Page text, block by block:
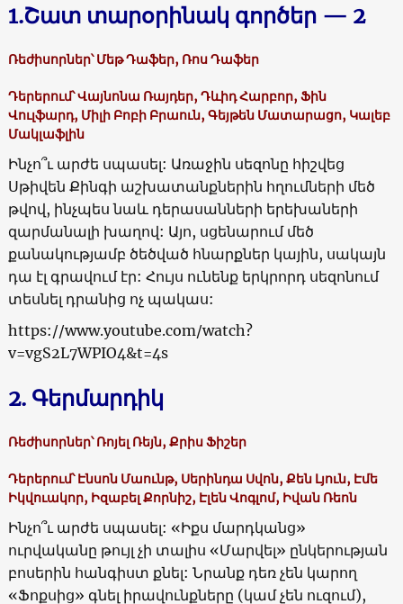
1.Շատ տարօրինակ գործեր — 2
Ռեժիսորներ՝ Մեթ Դաֆեր, Ռոս Դաֆեր
Դերերում՝ Վայնոնա Ռայդեր, Դևիդ Հարբոր, Ֆին
Վուլֆարդ, Միլի Բոբի Բրաուն, Գեյթեն Մատարացո, Կալեբ
Մակլաֆլին
Ինչո՞ւ արժե սպասել: Առաջին սեզոնը հիշվեց
Սթիվեն Քինգի աշխատանքներին հղումների մեծ
թվով, ինչպես նաև դերասանների երեխաների
զարմանալի խաղով: Այո, սցենարում մեծ
քանակությամբ ծեծված հնարքներ կային, սակայն
դա էլ գրավում էր: Հույս ունենք երկրորդ սեզոնում
տեսնել դրանից ոչ պակաս:
https://www.youtube.com/watch?
v=vgS2L7WPIO4&t=4s
2. Գերմարդիկ
Ռեժիսորներ՝ Ռոյել Ռեյն, Քրիս Ֆիշեր
Դերերում՝ Էնսոն Մաունթ, Սերինդա Սվոն, Քեն Լյուն, Էմե
Իկվուակոր, Իզաբել Քորնիշ, Էլեն Վոգլոմ, Իվան Ռեոն
Ինչո՞ւ արժե սպասել: «Իքս մարդկանց»
ուրվականը թույլ չի տալիս «Մարվել» ընկերության
բոսերին հանգիստ քնել: Նրանք դեռ չեն կարող
«Ֆոքսից» գնել իրավունքները (կամ չեն ուզում),